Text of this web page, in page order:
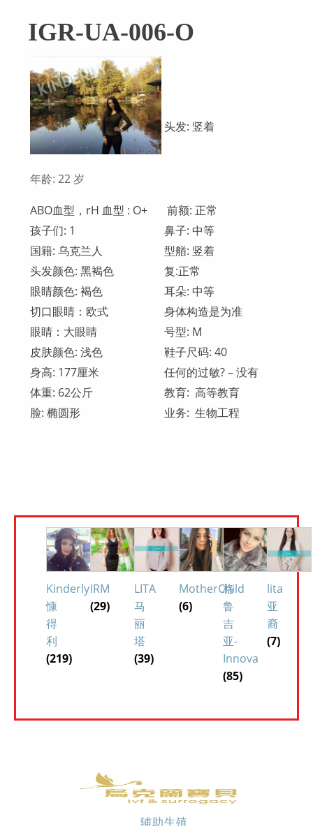
IGR-UA-006-O
年龄: 22 岁
头发: 竖着
ABO血型，rH 血型 : O+
前额: 正常
孩子们: 1
鼻子: 中等
国籍: 乌克兰人
型艏: 竖着
头发颜色: 黑褐色
复:正常
眼睛颜色: 褐色
耳朵: 中等
切口眼睛：欧式
身体构造是为准
眼睛：大眼睛
号型: М
皮肤颜色: 浅色
鞋子尺码: 40
身高: 177厘米
任何的过敏? – 没有
体重: 62公斤
教育: 高等教育
脸: 椭圆形
业务: 生物工程
Kinderly
慷
得
利
(219)
IRM
(29)
LITA
马
丽
塔
(39)
MotherChild
(6)
格
鲁
吉
亚-
Innova
(85)
lita
亚
裔
(7)
辅助生殖